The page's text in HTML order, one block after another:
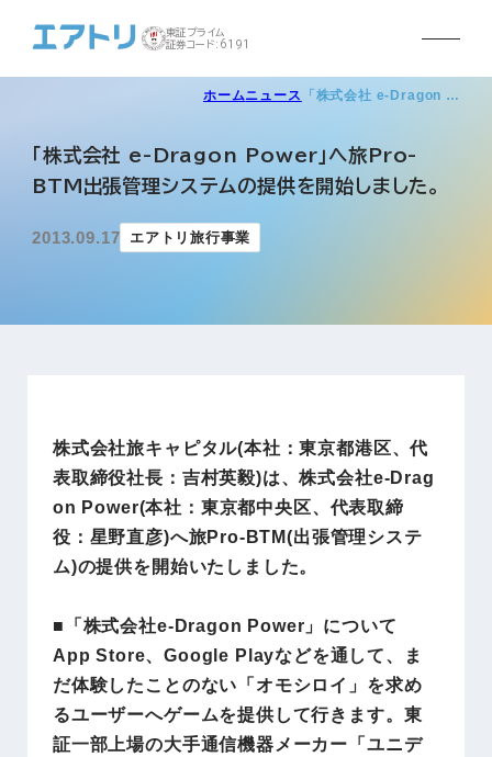
東証プライム
証券コード:6191
ホームニュース 「株式会社 e-Dragon …
「株式会社 e-Dragon Power」へ旅Pro-
BTM出張管理システムの提供を開始しました。
2013.09.17 エアトリ旅行事業
株式会社旅キャピタル(本社：東京都港区、代
表取締役社長：吉村英毅)は、株式会社e-Drag
on Power(本社：東京都中央区、代表取締
役：星野直彦)へ旅Pro-BTM(出張管理システ
ム)の提供を開始いたしました。
■「株式会社e-Dragon Power」について
App Store、Google Playなどを通して、ま
だ体験したことのない「オモシロイ」を求め
るユーザーへゲームを提供して行きます。東
証一部上場の大手通信機器メーカー「ユニデ